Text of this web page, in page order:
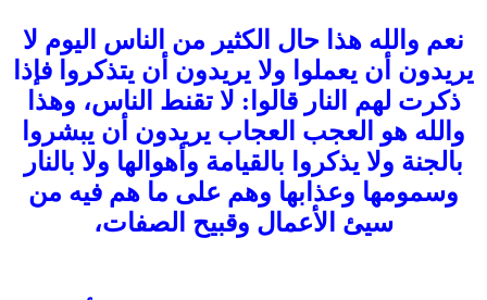
نعم والله هذا حال الكثير من الناس اليوم لا
يريدون أن يعملوا ولا يريدون أن يتذكروا فإذا
ذكرت لهم النار قالوا: لا تقنط الناس، وهذا
والله هو العجب العجاب يريدون أن يبشروا
بالجنة ولا يذكروا بالقيامة وأهوالها ولا بالنار
وسمومها وعذابها وهم على ما هم فيه من
سيئ الأعمال وقبيح الصفات،